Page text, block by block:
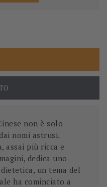
non è solo
nomi astrusi.
assai più ricca e
dedica uno
un tema del
ha cominciato a